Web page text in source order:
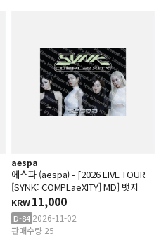
aespa
에스파 (aespa) - [2026 LIVE TOUR
[SYNK: COMPLaeXITY] MD] 뱃지
KRW11,000
D-84 2026-11-02
판매수량 25